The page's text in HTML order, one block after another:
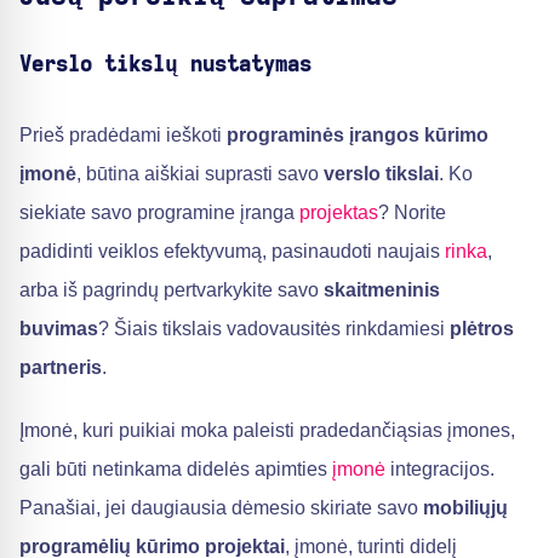
Verslo tikslų nustatymas
Prieš pradėdami ieškoti programinės įrangos kūrimo
įmonė, būtina aiškiai suprasti savo verslo tikslai. Ko
siekiate savo programine įranga projektas? Norite
padidinti veiklos efektyvumą, pasinaudoti naujais rinka,
arba iš pagrindų pertvarkykite savo skaitmeninis
buvimas? Šiais tikslais vadovausitės rinkdamiesi plėtros
partneris.
Įmonė, kuri puikiai moka paleisti pradedančiąsias įmones,
gali būti netinkama didelės apimties įmonė integracijos.
Panašiai, jei daugiausia dėmesio skiriate savo mobiliųjų
programėlių kūrimo projektai, įmonė, turinti didelį